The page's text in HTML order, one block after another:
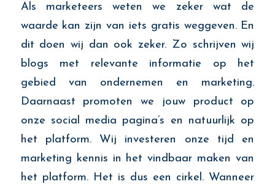
Als marketeers weten we zeker wat de
waarde kan zijn van iets gratis weggeven. En
dit doen wij dan ook zeker. Zo schrijven wij
blogs met relevante informatie op het
gebied van ondernemen en marketing.
Daarnaast promoten we jouw product op
onze social media pagina’s en natuurlijk op
het platform. Wij investeren onze tijd en
marketing kennis in het vindbaar maken van
het platform. Het is dus een cirkel. Wanneer